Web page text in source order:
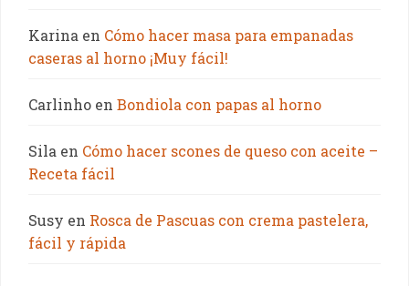
Karina en Cómo hacer masa para empanadas
caseras al horno ¡Muy fácil!
Carlinho en Bondiola con papas al horno
Sila en Cómo hacer scones de queso con aceite –
Receta fácil
Susy en Rosca de Pascuas con crema pastelera,
fácil y rápida